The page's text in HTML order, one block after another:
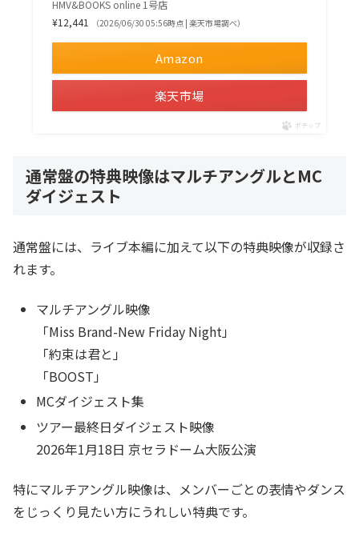
HMV&BOOKS online 1号店
¥12,441
（2026/06/30 05:56時点 | 楽天市場調べ）
Amazon
楽天市場
ポチップ
通常盤の特典映像はマルチアングルとMC
ダイジェスト
通常盤には、ライブ本編に加えて以下の特典映像が収録さ
れます。
マルチアングル映像
「Miss Brand-New Friday Night」
「約束は君と」
「BOOST」
MCダイジェスト集
ツアー最終日ダイジェスト映像
2026年1月18日 京セラドーム大阪公演
特にマルチアングル映像は、メンバーごとの表情やダンス
をじっくり見たい方にうれしい特典です。